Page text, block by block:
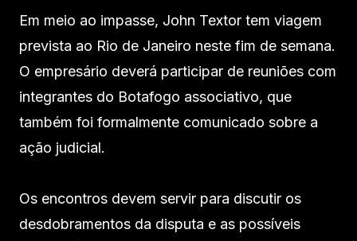
Em meio ao impasse, John Textor tem viagem
prevista ao Rio de Janeiro neste fim de semana.
O empresário deverá participar de reuniões com
integrantes do Botafogo associativo, que
também foi formalmente comunicado sobre a
ação judicial.
Os encontros devem servir para discutir os
desdobramentos da disputa e as possíveis